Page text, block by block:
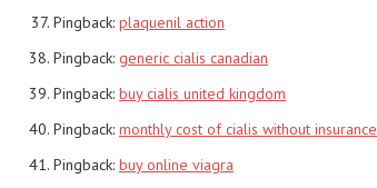
Pingback: plaquenil action
Pingback: generic cialis canadian
Pingback: buy cialis united kingdom
Pingback: monthly cost of cialis without insurance
Pingback: buy online viagra